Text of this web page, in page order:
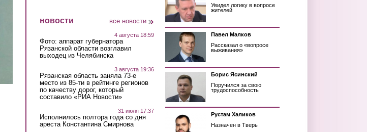
новости все новости
4 августа 18:59
Фото: аппарат губернатора
Рязанской области возглавил
выходец из Челябинска
3 августа 19:36
Рязанская область заняла 73-е
место из 85-ти в рейтинге регионов
по качеству дорог, который
составило «РИА Новости»
31 июля 17:37
Исполнилось полтора года со дня
ареста Константина Смирнова
Увидел логику в вопросе
жителей
Павел Малков
Рассказал о «вопросе
выживания»
Борис Ясинский
Поручился за свою
трудоспособность
Рустам Халиков
Назначен в Тверь